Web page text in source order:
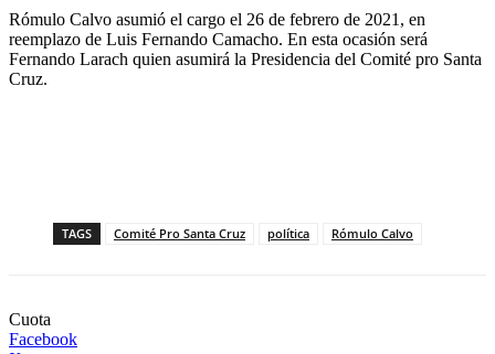
Rómulo Calvo asumió el cargo el 26 de febrero de 2021, en
reemplazo de Luis Fernando Camacho. En esta ocasión será
Fernando Larach quien asumirá la Presidencia del Comité pro Santa
Cruz.
TAGS Comité Pro Santa Cruz política Rómulo Calvo
Cuota
Facebook